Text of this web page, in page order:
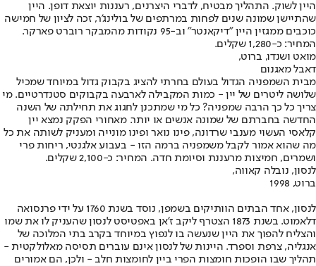
היין לשוק. התהליך מבטיח, לדברי היצרנים, רעננות יוצאת דופן. היין
שהתיישן שמונה שנים לפחות במרתפים של בולינג'ר, זכה לציון של חמישה
כוכבים ממגזין היין "דיקאנטר" וב-95 נקודות מהמבקר רוברט פארקר.
המחיר: כ-1,280 שקלים.
מואט ושנדו, ברוט,
דאבל מאגנום
מבית השמפניה הגדול בעולם בחרתי להציג בקבוק גדול במיוחד שמכיל
שלושה ליטרים של יין - כמות המקבילה לארבעה בקבוקים סטנדרטיים. מי
צריך כל כך הרבה שמפניה? כל מי שמתכנן לחגוג את תחילתה של השנה
החדשה בחברתם של שמונה אנשים או יותר. מאחורי הפקק נמצא יין
קלאסי העשוי מענבי שרדונה, פינו נואר ופינו מונייה ומעניק לשותה את כל
מה שהוא אמור לקבל משמפניה ברמה הזו - בעבוע אלגנטי, ריחות פרי
ושמרים, חמיצות מרעננת וסיומת חדה. המחיר: כ-2,100 שקלים.
לנסון, נובלה קאווה,
ברוט, 1998
לנסון, אחד הבתים הוותיקים בשמפן, נוסד בשנת 1760 על ידי פרנסואה
דלאמוט. בשנת 1873 הצטרף ליקב ז'אן באפטיסט לנסון שהעניק לו את שמו
והצליח להפוך את היין שנעשה בו לנפוץ במיוחד בקרב בתי המלוכה של
אנגליה, צרפת וספרד. היינות של לנסון אינם עוברים תסיסה מאלולקטית -
תהליך שבו הופכות חומצות הפרי ביין לחומצות חלב - ולכן, הם אמורים